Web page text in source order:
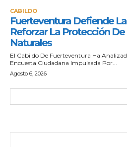
CABILDO
Fuerteventura Defiende
Reforzar La Protección
Naturales
El Cabildo De Fuerteventura Ha
Encuesta Ciudadana Impulsada Por...
Agosto 6, 2026